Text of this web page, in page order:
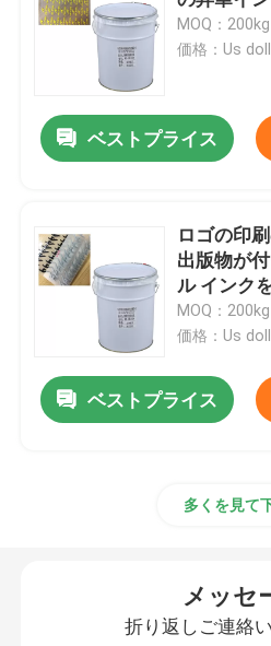
シリコーンによって基づく
無光沢のシリコーン
電気で伝導性のシリコーン
シリコーン ゴムの接着剤
シリコーン ゴムの顔料
反スリップのシリコーン
MOQ：200kg
価格：Us
ベストプライス
ロゴの印
出版物が
ル インク
MOQ：200kg
価格：Us
ベストプライス
多くを見て
メッセ
折り返しご連絡